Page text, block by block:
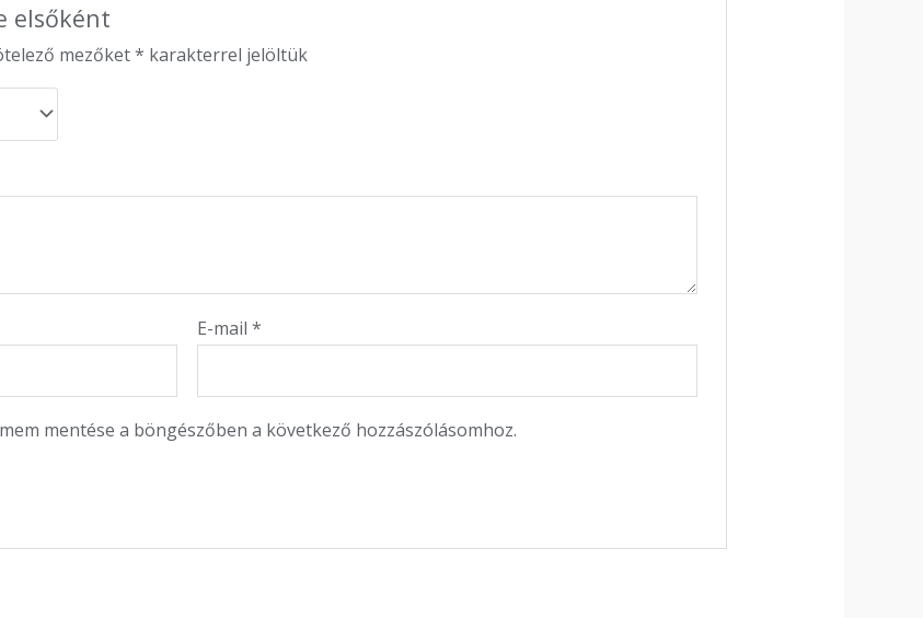
elsőként
mezőket* karakterrel jelöltük
E-mail*
mentése a böngészőben a következő hozzászólásomhoz.